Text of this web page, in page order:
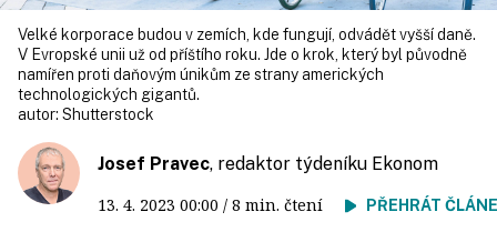
Velké korporace budou v zemích, kde fungují, odvádět vyšší daně.
V Evropské unii už od příštího roku. Jde o krok, který byl původně
namířen proti daňovým únikům ze strany amerických
technologických gigantů.
autor: Shutterstock
Josef Pravec, redaktor týdeníku Ekonom
13. 4. 2023 00:00 / 8 min. čtení PŘEHRÁT